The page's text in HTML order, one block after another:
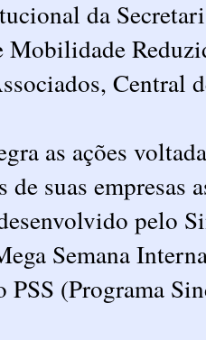
da
Mobilidade
Central
as ações
de suas empresas
pelo
Semana
PSS (Programa